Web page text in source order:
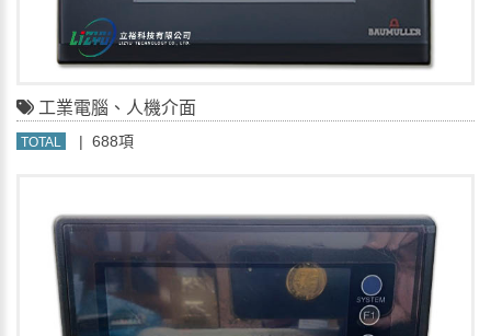
工業電腦、人機介面
TOTAL | 688項